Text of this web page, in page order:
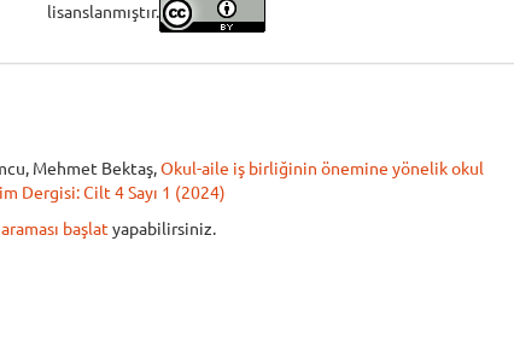
lisanslanmıştır.
Mehmet Bektaş,Okul-aile iş birliğinin önemine yönelik okul
Dergisi: Cilt 4 Sayı 1 (2024)
başlat yapabilirsiniz.